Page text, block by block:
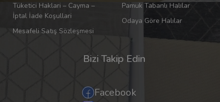
Tüketici Haklari – Cayma –
İptal İade Koşullari
Mesafeli Satış Sözleşmesi
Pamuk Tabanlı Halılar
Odaya Göre Halılar
Bizi Takip Edin
Facebook